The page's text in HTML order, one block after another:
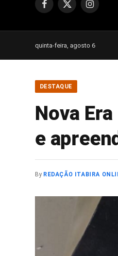
Facebook
X
Instagram
quinta-feira, agosto 6
DESTAQUE
Nova
e
By REDAÇÃO ITABIRA